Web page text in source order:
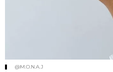
@M.O.N.A.J